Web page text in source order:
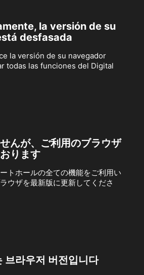
la versión de su
desfasada
la versión de su navegador
todas las funciones del Digital
んが、ご利用のブラウザ
ります
トホールの全ての機能をご利用い
ウザを最新版に更新してくださ
브라우저 버전입니다